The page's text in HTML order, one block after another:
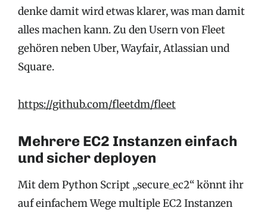
denke damit wird etwas klarer, was man damit
alles machen kann. Zu den Usern von Fleet
gehören neben Uber, Wayfair, Atlassian und
Square.
https://github.com/fleetdm/fleet
Mehrere EC2 Instanzen einfach
und sicher deployen
Mit dem Python Script „secure_ec2“ könnt ihr
auf einfachem Wege multiple EC2 Instanzen